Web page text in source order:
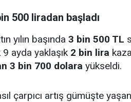
500 liradan başladı
yılın başında 3 bin 500 TL
ayda yaklaşık 2 bin lira
3 bin 700 dolara yükseldi.
çarpıcı artış gümüşte